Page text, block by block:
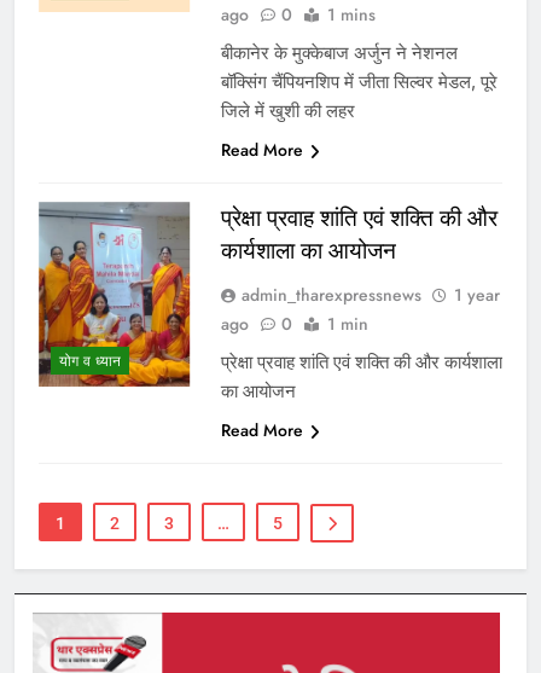
ago
0 1 mins
बीकानेर के मुक्केबाज अर्जुन ने नेशनल
बॉक्सिंग चैंपियनशिप में जीता सिल्वर मेडल, पूरे
जिले में खुशी की लहर
Read More
योग व ध्यान
प्रेक्षा प्रवाह शांति एवं शक्ति की और
कार्यशाला का आयोजन
admin_tharexpressnews
1 year
ago
0 1 min
प्रेक्षा प्रवाह शांति एवं शक्ति की और कार्यशाला
का आयोजन
Read More
1 2 3 … 5